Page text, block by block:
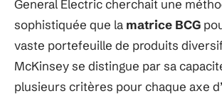
General Electric cherchait une
sophistiquée que la matrice BCG
vaste portefeuille de produits
McKinsey se distingue par sa
plusieurs critères pour chaque axe